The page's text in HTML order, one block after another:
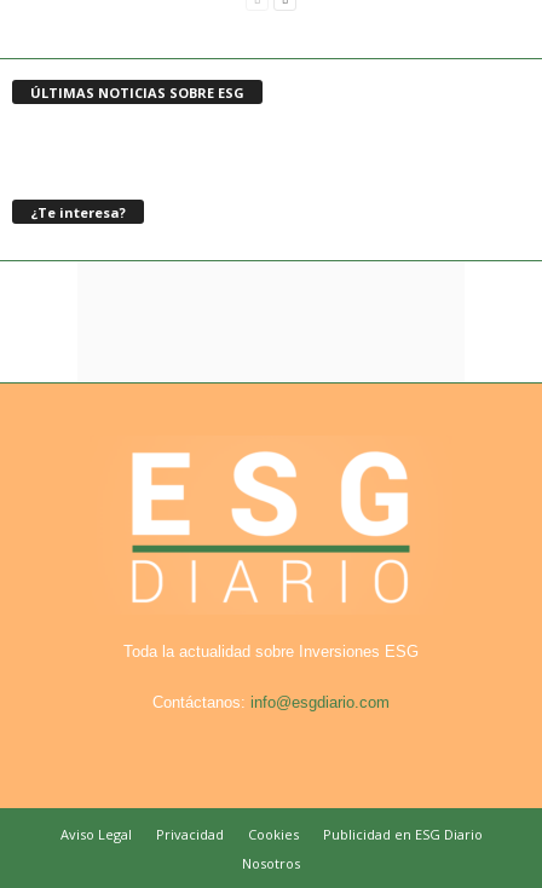
ÚLTIMAS NOTICIAS SOBRE ESG
¿Te interesa?
Toda la actualidad sobre Inversiones ESG
Contáctanos: info@esgdiario.com
Aviso Legal Privacidad Cookies
Publicidad en ESG Diario
Nosotros